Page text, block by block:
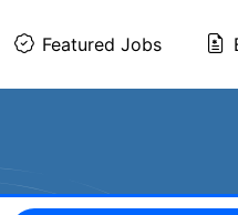
Featured Jobs